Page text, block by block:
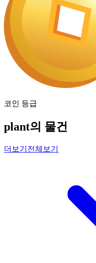
코인 등급
plant의 물건
더보기 전체보기